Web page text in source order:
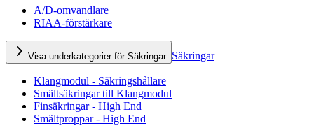
A/D-omvandlare
RIAA-förstärkare
Visa underkategorier för Säkringar Säkringar
Klangmodul - Säkringshållare
Smältsäkringar till Klangmodul
Finsäkringar - High End
Smältproppar - High End